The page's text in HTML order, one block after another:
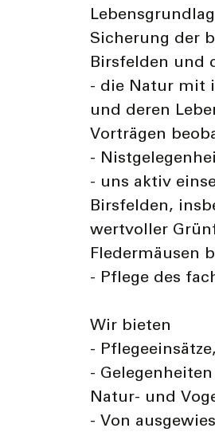
Sicherung der
Birsfelden und
- die Natur mit
und deren
Vorträgen
-
- uns aktiv
Birsfelden,
wertvoller
Fledermäusen
- Pflege des
Wir bieten
-
-
Natur- und
- Von